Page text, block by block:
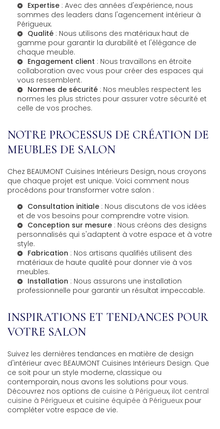
Expertise : Avec des années d'expérience, nous
sommes des leaders dans l'agencement intérieur à
Périgueux.
Qualité : Nous utilisons des matériaux haut de
gamme pour garantir la durabilité et l'élégance de
chaque meuble.
Engagement client : Nous travaillons en étroite
collaboration avec vous pour créer des espaces qui
vous ressemblent.
Normes de sécurité : Nos meubles respectent les
normes les plus strictes pour assurer votre sécurité et
celle de vos proches.
NOTRE PROCESSUS DE CRÉATION DE
MEUBLES DE SALON
Chez BEAUMONT Cuisines Intérieurs Design, nous croyons
que chaque projet est unique. Voici comment nous
procédons pour transformer votre salon :
Consultation initiale : Nous discutons de vos idées
et de vos besoins pour comprendre votre vision.
Conception sur mesure : Nous créons des designs
personnalisés qui s'adaptent à votre espace et à votre
style.
Fabrication : Nos artisans qualifiés utilisent des
matériaux de haute qualité pour donner vie à vos
meubles.
Installation : Nous assurons une installation
professionnelle pour garantir un résultat impeccable.
INSPIRATIONS ET TENDANCES POUR
VOTRE SALON
Suivez les dernières tendances en matière de design
d'intérieur avec BEAUMONT Cuisines Intérieurs Design. Que
ce soit pour un style moderne, classique ou
contemporain, nous avons les solutions pour vous.
Découvrez nos options de cuisine à Périgueux, ilot central
cuisine à Périgueux et cuisine équipée à Périgueux pour
compléter votre espace de vie.